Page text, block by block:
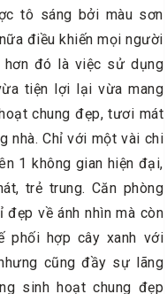
tô sáng bởi màu sơn
điều khiến mọi người
hơn đó là việc sử dụng
tiện lợi lại vừa mang
chung đẹp, tươi mát
nhà. Chỉ với một vài chi
1 không gian hiện đại,
trẻ trung. Căn phòng
đẹp về ánh nhìn mà còn
phối hợp cây xanh với
cũng đầy sự lãng
sinh hoạt chung đẹp